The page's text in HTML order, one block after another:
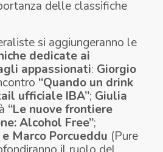
delle classifiche
si aggiungeranno le
dedicate ai
appassionati: Giorgio
“Quando un drink
ufficiale IBA”; Giulia
“Le nuove frontiere
Alcohol Free”;
Marco Porcueddu (Pure